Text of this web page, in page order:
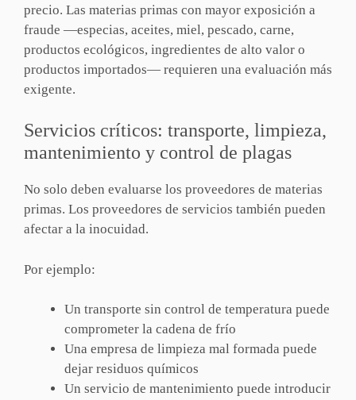
precio. Las materias primas con mayor exposición a
fraude —especias, aceites, miel, pescado, carne,
productos ecológicos, ingredientes de alto valor o
productos importados— requieren una evaluación más
exigente.
Servicios críticos: transporte, limpieza,
mantenimiento y control de plagas
No solo deben evaluarse los proveedores de materias
primas. Los proveedores de servicios también pueden
afectar a la inocuidad.
Por ejemplo:
Un transporte sin control de temperatura puede
comprometer la cadena de frío
Una empresa de limpieza mal formada puede
dejar residuos químicos
Un servicio de mantenimiento puede introducir